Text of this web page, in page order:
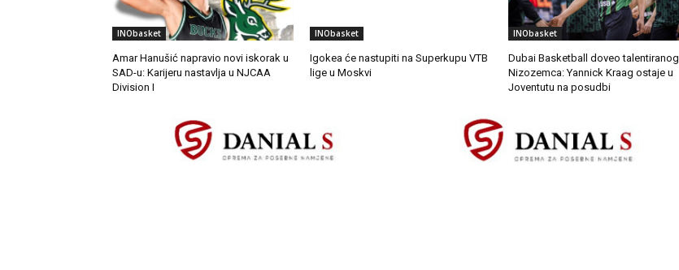
INObasket
Amar Hanušić napravio novi iskorak u
SAD-u: Karijeru nastavlja u NJCAA
Division I
INObasket
Igokea će nastupiti na Superkupu VTB
lige u Moskvi
INObasket
Dubai Basketball doveo talentiranog
Nizozemca: Yannick Kraag ostaje u
Joventutu na posudbi